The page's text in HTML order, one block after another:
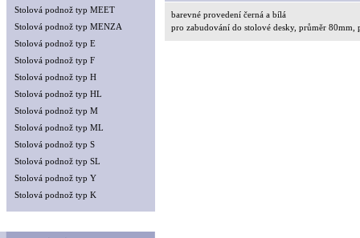
Stolová podnož typ MEET
Stolová podnož typ MENZA
Stolová podnož typ E
Stolová podnož typ F
Stolová podnož typ H
Stolová podnož typ HL
Stolová podnož typ M
Stolová podnož typ ML
Stolová podnož typ S
Stolová podnož typ SL
Stolová podnož typ Y
Stolová podnož typ K
barevné provedení černá a bílá
pro zabudování do stolové desky, průměr